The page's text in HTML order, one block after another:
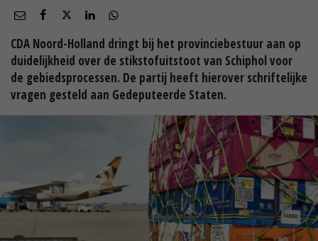
CDA Noord-Holland dringt bij het provinciebestuur aan op
duidelijkheid over de stikstofuitstoot van Schiphol voor
de gebiedsprocessen. De partij heeft hierover schriftelijke
vragen gesteld aan Gedeputeerde Staten.